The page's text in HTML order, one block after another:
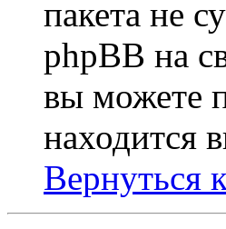
пакета не
phpBB на
вы можете
находится
Вернуться